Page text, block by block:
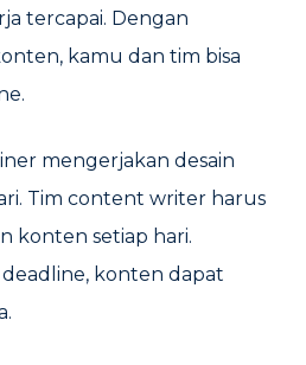
tercapai. Dengan
kamu dan tim bisa
mengerjakan desain
Tim content writer harus
konten setiap hari.
konten dapat